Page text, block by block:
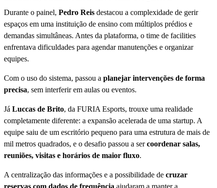
Durante o painel, Pedro Reis destacou a complexidade de gerir
espaços em uma instituição de ensino com múltiplos prédios e
demandas simultâneas. Antes da plataforma, o time de facilities
enfrentava dificuldades para agendar manutenções e organizar
equipes.
Com o uso do sistema, passou a planejar intervenções de forma
precisa, sem interferir em aulas ou eventos.
Já Luccas de Brito, da FURIA Esports, trouxe uma realidade
completamente diferente: a expansão acelerada de uma startup. A
equipe saiu de um escritório pequeno para uma estrutura de mais de
mil metros quadrados, e o desafio passou a sercoordenar salas,
reuniões, visitas e horários de maior fluxo.
A centralização das informações e a possibilidade de cruzar
reservas com dados de frequência ajudaram a manter a